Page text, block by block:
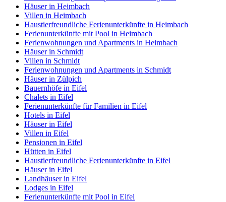
Häuser in Heimbach
Villen in Heimbach
Haustierfreundliche Ferienunterkünfte in Heimbach
Ferienunterkünfte mit Pool in Heimbach
Ferienwohnungen und Apartments in Heimbach
Häuser in Schmidt
Villen in Schmidt
Ferienwohnungen und Apartments in Schmidt
Häuser in Zülpich
Bauernhöfe in Eifel
Chalets in Eifel
Ferienunterkünfte für Familien in Eifel
Hotels in Eifel
Häuser in Eifel
Villen in Eifel
Pensionen in Eifel
Hütten in Eifel
Haustierfreundliche Ferienunterkünfte in Eifel
Häuser in Eifel
Landhäuser in Eifel
Lodges in Eifel
Ferienunterkünfte mit Pool in Eifel